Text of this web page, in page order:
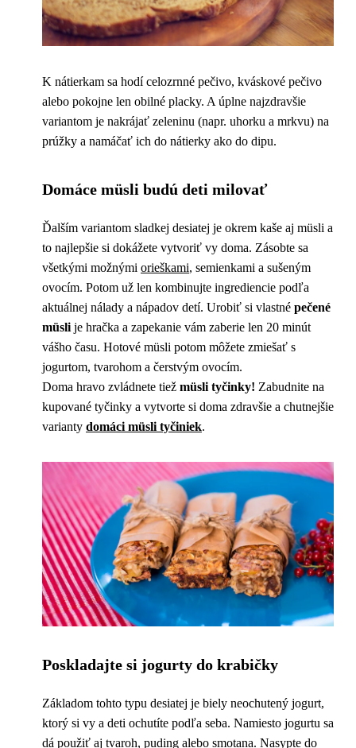
K nátierkam sa hodí celozrnné pečivo, kváskové pečivo
alebo pokojne len obilné placky. A úplne najzdravšie
variantom je nakrájať zeleninu (napr. uhorku a mrkvu) na
prúžky a namáčať ich do nátierky ako do dipu.
Domáce müsli budú deti milovať
Ďalším variantom sladkej desiatej je okrem kaše aj müsli a
to najlepšie si dokážete vytvoriť vy doma. Zásobte sa
všetkými možnými orieškami, semienkami a sušeným
ovocím. Potom už len kombinujte ingrediencie podľa
aktuálnej nálady a nápadov detí. Urobiť si vlastné pečené
müsli je hračka a zapekanie vám zaberie len 20 minút
vášho času. Hotové müsli potom môžete zmiešať s
jogurtom, tvarohom a čerstvým ovocím.
Doma hravo zvládnete tiež müsli tyčinky! Zabudnite na
kupované tyčinky a vytvorte si doma zdravšie a chutnejšie
varianty domáci müsli tyčiniek.
Poskladajte si jogurty do krabičky
Základom tohto typu desiatej je biely neochutený jogurt,
ktorý si vy a deti ochutíte podľa seba. Namiesto jogurtu sa
dá použiť aj tvaroh, puding alebo smotana. Nasypte do